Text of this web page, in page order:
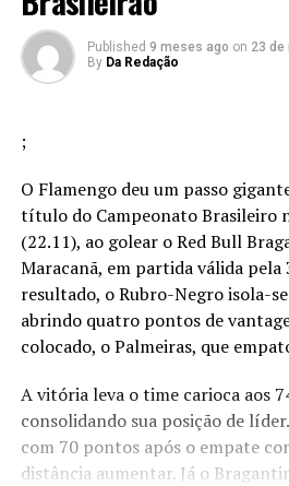
Published 9 meses ago on 23 de
By Da Redação
;
O Flamengo deu um passo
título do Campeonato Brasileiro
(22.11), ao golear o Red Bull
Maracanã, em partida válida pela
resultado, o Rubro-Negro isola-
abrindo quatro pontos de
colocado, o Palmeiras, que
A vitória leva o time carioca aos
consolidando sua posição de
com 70 pontos após o empate
distância aumentar. Já o